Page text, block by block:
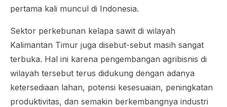
pertama kali muncul di Indonesia.
Sektor perkebunan kelapa sawit di wilayah
Kalimantan Timur juga disebut-sebut masih sangat
terbuka. Hal ini karena pengembangan agribisnis di
wilayah tersebut terus didukung dengan adanya
ketersediaan lahan, potensi kesesuaian, peningkatan
produktivitas, dan semakin berkembangnya industri